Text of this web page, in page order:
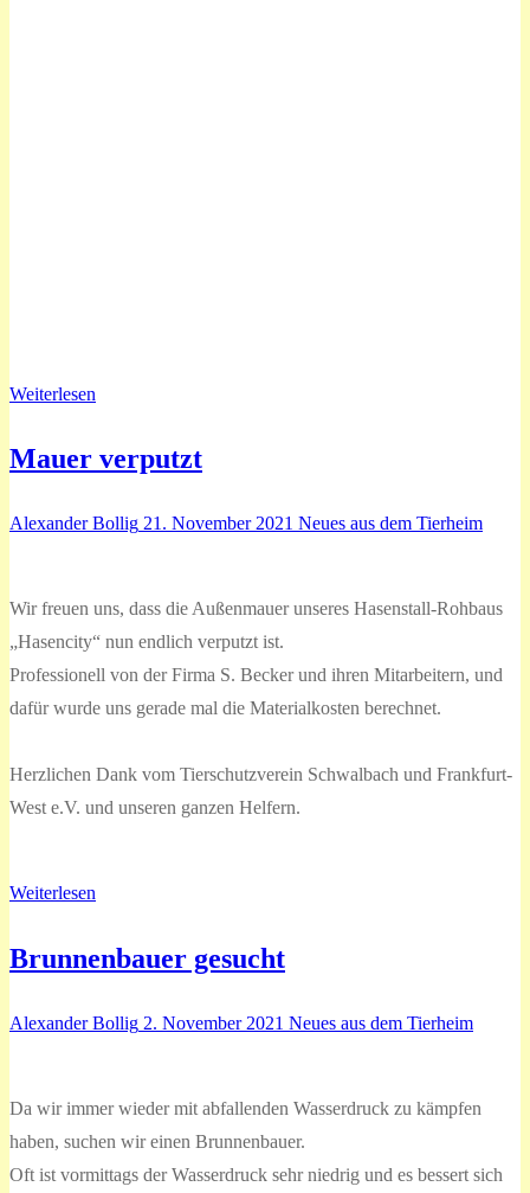
Weiterlesen
Mauer verputzt
Alexander Bollig 21. November 2021 Neues aus dem Tierheim
Wir freuen uns, dass die Außenmauer unseres Hasenstall-Rohbaus
„Hasencity“ nun endlich verputzt ist.
Professionell von der Firma S. Becker und ihren Mitarbeitern, und
dafür wurde uns gerade mal die Materialkosten berechnet.
Herzlichen Dank vom Tierschutzverein Schwalbach und Frankfurt-
West e.V. und unseren ganzen Helfern.
Weiterlesen
Brunnenbauer gesucht
Alexander Bollig 2. November 2021 Neues aus dem Tierheim
Da wir immer wieder mit abfallenden Wasserdruck zu kämpfen
haben, suchen wir einen Brunnenbauer.
Oft ist vormittags der Wasserdruck sehr niedrig und es bessert sich